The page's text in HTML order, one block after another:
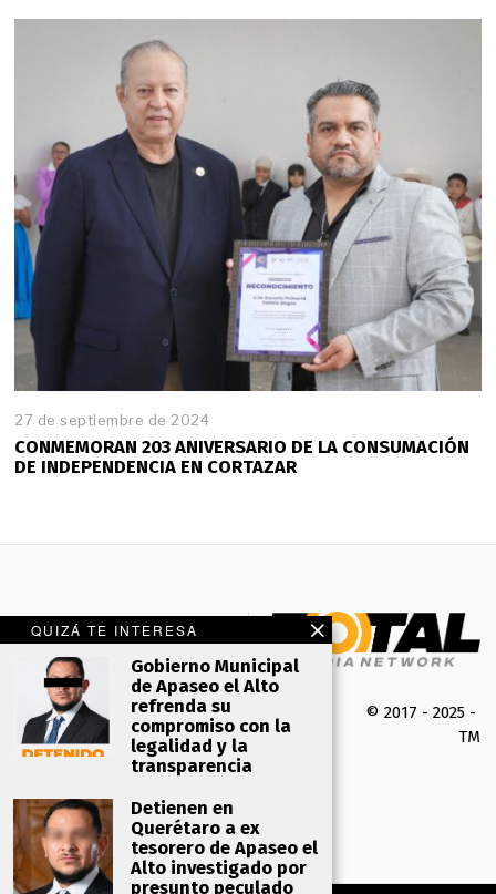
QUIZÁ TE INTERESA
Gobierno Municipal
de Apaseo el Alto
refrenda su
compromiso con la
legalidad y la
transparencia
Detienen en
Querétaro a ex
tesorero de Apaseo el
Alto investigado por
presunto peculado
27 de septiembre de 2024
CONMEMORAN 203 ANIVERSARIO DE LA CONSUMACIÓN
DE INDEPENDENCIA EN CORTAZAR
© 2017 - 2025 -